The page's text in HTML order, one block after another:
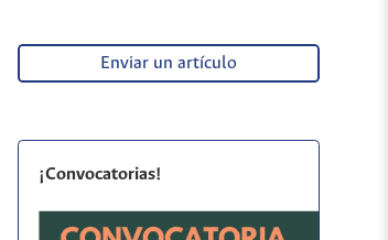
Enviar un artículo
¡Convocatorias!